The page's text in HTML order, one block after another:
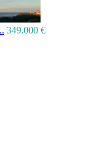
349.000 €